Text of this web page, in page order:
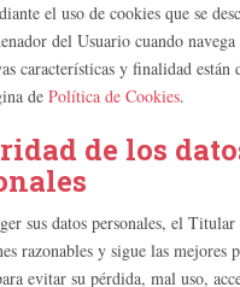
el uso de cookies que se
del Usuario cuando
características y finalidad están
de Política de Cookies.
de los
sus datos personales, el
razonables y sigue las mejores
evitar su pérdida, mal uso,